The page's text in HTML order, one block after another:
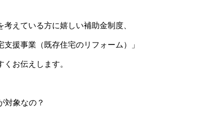
えている方に嬉しい補助金制度、
援事業（既存住宅のリフォーム）」
お伝えします。
対象なの？